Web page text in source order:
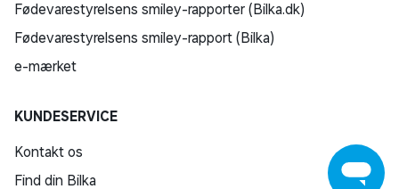
Fødevarestyrelsens smiley-rapporter (Bilka.dk)
Fødevarestyrelsens smiley-rapport (Bilka)
e-mærket
KUNDESERVICE
Kontakt os
Find din Bilka